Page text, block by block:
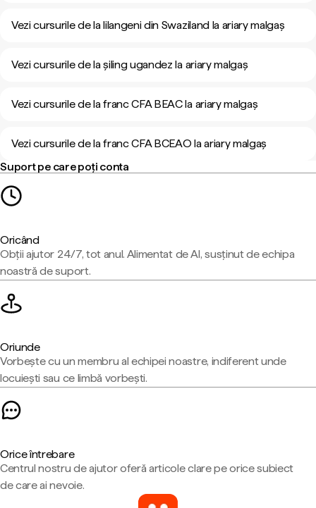
Vezi cursurile de la lilangeni din Swaziland la ariary malgaș
Vezi cursurile de la șiling ugandez la ariary malgaș
Vezi cursurile de la franc CFA BEAC la ariary malgaș
Vezi cursurile de la franc CFA BCEAO la ariary malgaș
Suport pe care poți conta
Oricând
Obții ajutor 24/7, tot anul. Alimentat de AI, susținut de echipa
noastră de suport.
Oriunde
Vorbește cu un membru al echipei noastre, indiferent unde
locuiești sau ce limbă vorbești.
Orice întrebare
Centrul nostru de ajutor oferă articole clare pe orice subiect
de care ai nevoie.